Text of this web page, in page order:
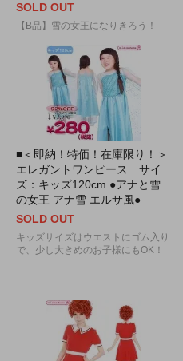
SOLD OUT
【B品】雪の女王になりきろう！
■＜即納！特価！在庫限り！＞
エレガントワンピース サイ
ズ：キッズ120cm ●アナと雪
の女王 アナ雪 エルサ風●
SOLD OUT
キッズサイズはウエストにゴム入り
で、少し大きめのお子様にもOK！